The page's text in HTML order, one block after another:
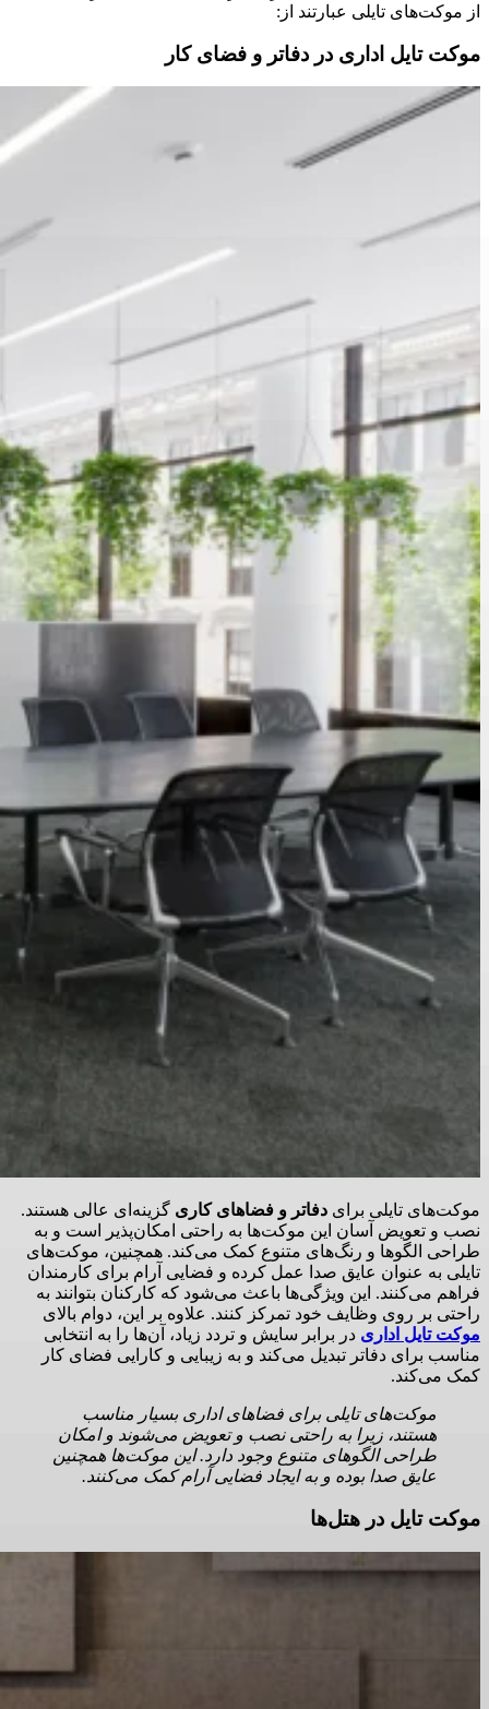
از موکت‌های تایلی عبارتند از:
موکت تایل اداری در دفاتر و فضای کار
موکت‌های تایلی برای دفاتر و فضاهای کاری گزینه‌ای عالی هستند.
نصب و تعویض آسان این موکت‌ها به راحتی امکان‌پذیر است و به
طراحی الگوها و رنگ‌های متنوع کمک می‌کند. همچنین، موکت‌های
تایلی به عنوان عایق صدا عمل کرده و فضایی آرام برای کارمندان
فراهم می‌کنند. این ویژگی‌ها باعث می‌شود که کارکنان بتوانند به
راحتی بر روی وظایف خود تمرکز کنند. علاوه بر این، دوام بالای
موکت تایل اداری در برابر سایش و تردد زیاد، آن‌ها را به انتخابی
مناسب برای دفاتر تبدیل می‌کند و به زیبایی و کارایی فضای کار
کمک می‌کند.
موکت‌های تایلی برای فضاهای اداری بسیار مناسب
هستند، زیرا به راحتی نصب و تعویض می‌شوند و امکان
طراحی الگوهای متنوع وجود دارد. این موکت‌ها همچنین
عایق صدا بوده و به ایجاد فضایی آرام کمک می‌کنند.
موکت تایل در هتل‌ها